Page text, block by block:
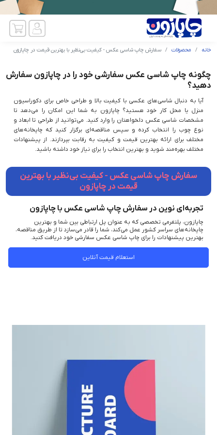
خانه محصولات سفارش چاپ شاسی عکس - کیفیت بی‌نظیر با بهترین قیمت در چاپازون
چگونه چاپ شاسی عکس سفارشی خود را در چاپازون سفارش
دهید؟
آیا به دنبال شاسی‌های عکسی با کیفیت بالا و طراحی خاص برای دکوراسیون
منزل یا محل کار خود هستید؟ چاپازون به شما این امکان را می‌دهد تا
مشخصات شاسی عکس دلخواهتان را وارد کنید. می‌توانید از طراحی تا ابعاد و
نوع چوب را انتخاب کرده و سپس مناقصه‌ای برگزار کنید که چاپخانه‌های
مختلف برای ارائه بهترین قیمت و کیفیت به رقابت بپردازند. از پیشنهادات
مختلف بهره‌مند شوید و بهترین انتخاب را برای نیاز خود داشته باشید.
سفارش چاپ شاسی عکس - کیفیت بی‌نظیر با بهترین
قیمت در چاپازون
تجربه‌ای نوین در سفارش چاپ شاسی عکس با چاپازون
چاپازون، پلتفرمی تخصصی که به عنوان پل ارتباطی بین شما و بهترین
چاپخانه‌های سراسر کشور عمل می‌کند، شما را قادر می‌سازد تا از طریق مناقصه،
بهترین پیشنهادات را برای چاپ شاسی عکس سفارشی خود دریافت کنید.
استعلام قیمت آنلاین